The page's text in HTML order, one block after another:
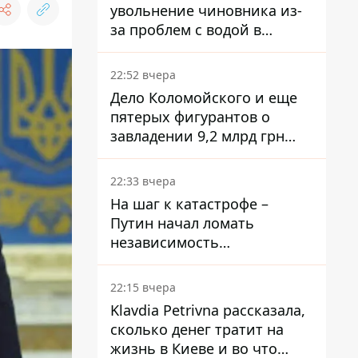
увольнение чиновника из-
за проблем с водой в
Марганце
22:52 вчера
Дело Коломойского и еще
пятерых фигурантов о
завладении 9,2 млрд грн
ПриватБанка направили в
суд
22:33 вчера
На шаг к катастрофе –
Путин начал ломать
независимость
собственного Центробанка,
заставив снизить базовую
ставку
22:15 вчера
Klavdia Petrivna рассказала,
сколько денег тратит на
жизнь в Киеве и во что